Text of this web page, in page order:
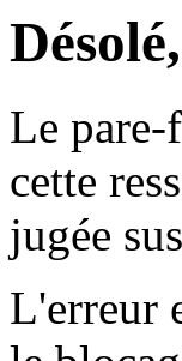
Le pare-
cette
jugée
L'erreur